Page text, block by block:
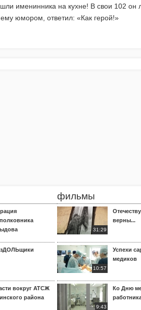
именинника на кухне! В свои 102 он
ему юмором, ответил: «Как герой!»
вокруг АТСЖ
района
фильмы
31:29
верны...
10:57
Успехи
медиков
9:43
Ко Дню